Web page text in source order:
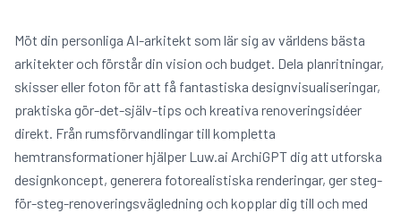
Möt din personliga AI-arkitekt som lär sig av världens bästa
arkitekter och förstår din vision och budget. Dela planritningar,
skisser eller foton för att få fantastiska designvisualiseringar,
praktiska gör-det-själv-tips och kreativa renoveringsidéer
direkt. Från rumsförvandlingar till kompletta
hemtransformationer hjälper Luw.ai ArchiGPT dig att utforska
designkoncept, generera fotorealistiska renderingar, ger steg-
för-steg-renoveringsvägledning och kopplar dig till och med